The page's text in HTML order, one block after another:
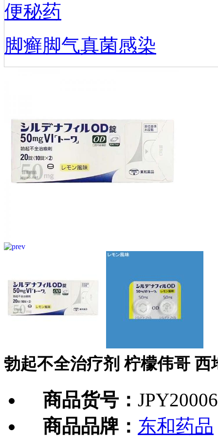
便秘药
脚癣脚气真菌感染
勃起不全治疗剂 柠檬伟哥 西
商品货号：
商品品牌： 东和药品